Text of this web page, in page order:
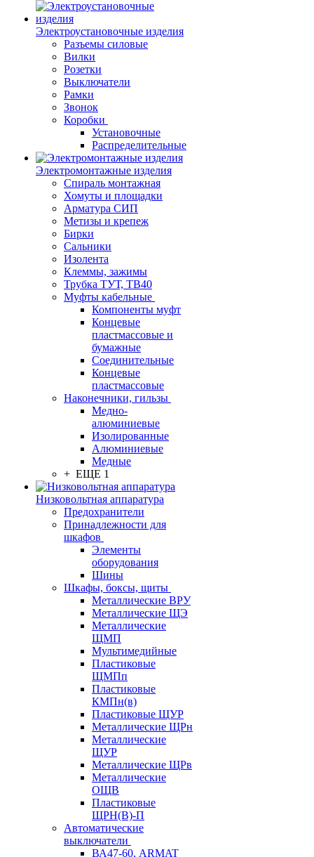
Электроустановочные изделия
Разъемы силовые
Вилки
Розетки
Выключатели
Рамки
Звонок
Коробки
Установочные
Распределительные
Электромонтажные изделия
Спираль монтажная
Хомуты и площадки
Арматура СИП
Метизы и крепеж
Бирки
Сальники
Изолента
Клеммы, зажимы
Трубка ТУТ, ТВ40
Муфты кабельные
Компоненты муфт
Концевые
пластмассовые и
бумажные
Соединительные
Концевые
пластмассовые
Наконечники, гильзы
Медно-
алюминиевые
Изолированные
Алюминиевые
Медные
+ ЕЩЕ 1
Низковольтная аппаратура
Предохранители
Принадлежности для
шкафов
Элементы
оборудования
Шины
Шкафы, боксы, щиты
Металлические ВРУ
Металлические ЩЭ
Металлические
ЩМП
Мультимедийные
Пластиковые
ЩМПп
Пластиковые
КМПн(в)
Пластиковые ЩУР
Металлические ЩРн
Металлические
ЩУР
Металлические ЩРв
Металлические
ОЩВ
Пластиковые
ЩРН(В)-П
Автоматические
выключатели
ВА47-60, ARMAT